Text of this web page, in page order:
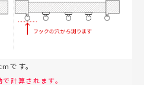
です。
計算されます。